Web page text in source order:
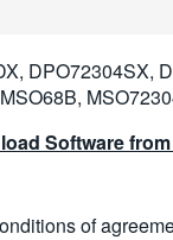
DPO72304SX,
Software
of